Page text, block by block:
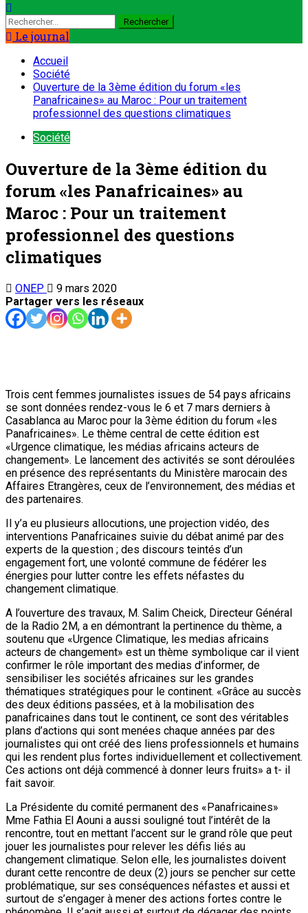
Le journal
Accueil
Société
Ouverture de la 3ème édition du forum «les
Panafricaines» au Maroc : Pour un traitement
professionnel des questions climatiques
Société
Ouverture de la 3ème édition du
forum «les Panafricaines» au
Maroc : Pour un traitement
professionnel des questions
climatiques
ONEP
9 mars 2020
Partager vers les réseaux
Trois cent femmes journalistes issues de 54 pays africains
se sont données rendez-vous le 6 et 7 mars derniers à
Casablanca au Maroc pour la 3ème édition du forum «les
Panafricaines». Le thème central de cette édition est
«Urgence climatique, les médias africains acteurs de
changement». Le lancement des activités se sont déroulées
en présence des représentants du Ministère marocain des
Affaires Etrangères, ceux de l’environnement, des médias et
des partenaires.
Il y’a eu plusieurs allocutions, une projection vidéo, des
interventions Panafricaines suivie du débat animé par des
experts de la question ; des discours teintés d’un
engagement fort, une volonté commune de fédérer les
énergies pour lutter contre les effets néfastes du
changement climatique.
A l’ouverture des travaux, M. Salim Cheick, Directeur Général
de la Radio 2M, a en démontrant la pertinence du thème, a
soutenu que «Urgence Climatique, les medias africains
acteurs de changement» est un thème symbolique car il vient
confirmer le rôle important des medias d’informer, de
sensibiliser les sociétés africaines sur les grandes
thématiques stratégiques pour le continent. «Grâce au succès
des deux éditions passées, et à la mobilisation des
panafricaines dans tout le continent, ce sont des véritables
plans d’actions qui sont menées chaque années par des
journalistes qui ont créé des liens professionnels et humains
qui les rendent plus fortes individuellement et collectivement.
Ces actions ont déjà commencé à donner leurs fruits» a t- il
fait savoir.
La Présidente du comité permanent des «Panafricaines»
Mme Fathia El Aouni a aussi souligné tout l’intérêt de la
rencontre, tout en mettant l’accent sur le grand rôle que peut
jouer les journalistes pour relever les défis liés au
changement climatique. Selon elle, les journalistes doivent
durant cette rencontre de deux (2) jours se pencher sur cette
problématique, sur ses conséquences néfastes et aussi et
surtout de s’engager à mener des actions fortes contre le